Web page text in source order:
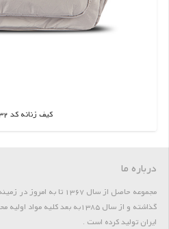
کیف زنانه کد 1332-1
اطلاعات
درباره ما
مجموعه حاصل از سال 1367 تا
گذاشته و از سال 1385به بعد
ایران تولید کرده است .